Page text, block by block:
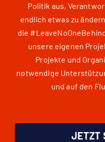
Politik aus,
endlich etwas zu
die
unsere eigenen
Projekte und
notwendige
und auf den
JETZT